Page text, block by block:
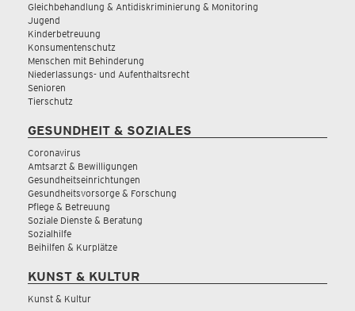
Gleichbehandlung & Antidiskriminierung & Monitoring
Jugend
Kinderbetreuung
Konsumentenschutz
Menschen mit Behinderung
Niederlassungs- und Aufenthaltsrecht
Senioren
Tierschutz
GESUNDHEIT & SOZIALES
Coronavirus
Amtsarzt & Bewilligungen
Gesundheitseinrichtungen
Gesundheitsvorsorge & Forschung
Pflege & Betreuung
Soziale Dienste & Beratung
Sozialhilfe
Beihilfen & Kurplätze
KUNST & KULTUR
Kunst & Kultur